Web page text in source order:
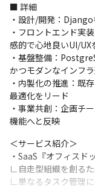
■ 詳細
・設計/開発：
・フロントエンド実
感的で心地良いUI/UX
・基盤整備：
かつモダンなインフ
・内製化の推進：既
最適化をリード
・事業共創：企画チ
機能へと反映
＜サービス紹介＞
・SaaS『オフィスド
∟自走型組織を創る
∟単なるタスク管理